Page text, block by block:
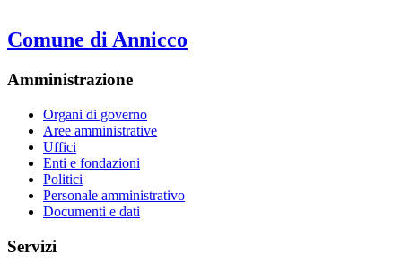
Comune di Annicco
Amministrazione
Organi di governo
Aree amministrative
Uffici
Enti e fondazioni
Politici
Personale amministrativo
Documenti e dati
Servizi